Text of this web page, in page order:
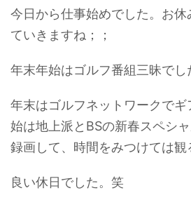
今日から仕事始めでした。お
ていきますね；；
年末年始はゴルフ番組三昧でし
年末はゴルフネットワークで
始は地上派とBSの新春スペシ
録画して、時間をみつけては観
良い休日でした。笑